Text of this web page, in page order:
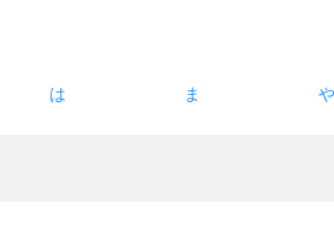
は ま や